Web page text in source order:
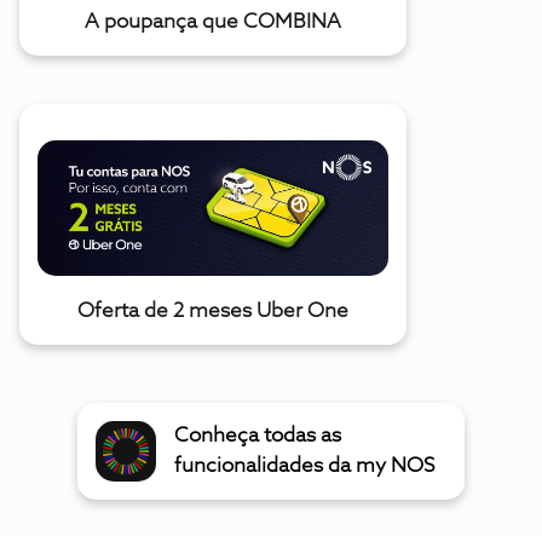
A poupança que COMBINA
Oferta de 2 meses Uber One
Conheça todas as
funcionalidades da my NOS